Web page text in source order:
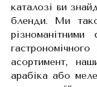
каталозі ви
бленди. Ми
асортимент,
арабіка або